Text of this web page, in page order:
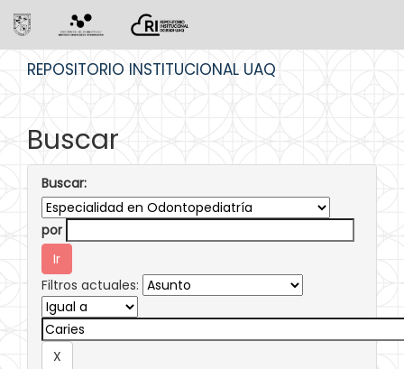
REPOSITORIO INSTITUCIONAL UAQ
Buscar
Buscar:
por
Filtros actuales: